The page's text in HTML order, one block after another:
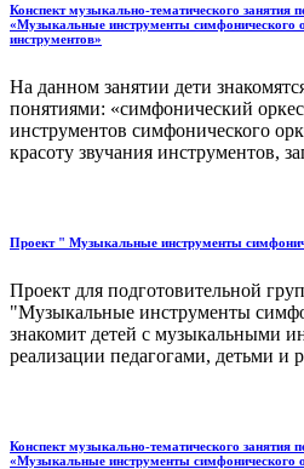
Конспект музыкально-тематического
«Музыкальные инструменты симфонического
инструментов»
На данном занятии дети
понятиями: «симфонический
инструментов симфонического
красоту звучания инструментов,
Проект " Музыкальные инструменты
Проект для подготовительной
"Музыкальные инструменты
знакомит детей с музыкальными
реализации педагогами, детьми и
Конспект музыкально-тематического
«Музыкальные инструменты симфонического